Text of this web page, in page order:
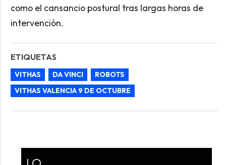
como el cansancio postural tras largas horas de
intervención.
ETIQUETAS
VITHAS DA VINCI
ROBOTS
VITHAS VALENCIA 9 DE OCTUBRE